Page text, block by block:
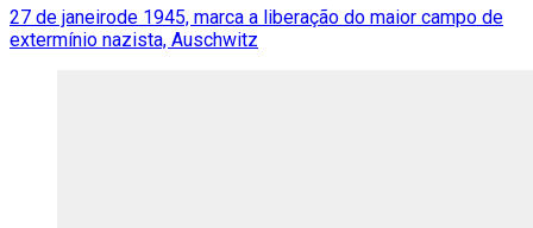
27 de janeirode 1945, marca a liberação do maior campo de
extermínio nazista, Auschwitz